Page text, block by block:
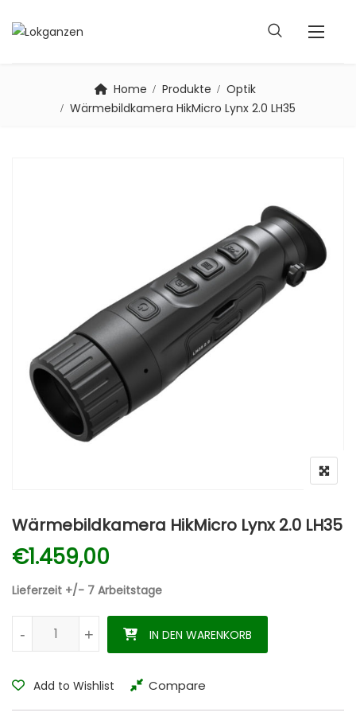
Home Produkte
Optik
Wärmebildkamera HikMicro Lynx 2.0 LH35
Wärmebildkamera HikMicro Lynx 2.0 LH35
€1.459,00
Lieferzeit +/- 7 Arbeitstage
Wärmebildkamera HikMicro Lynx 2.0 LH35 Menge
+
- +
- IN DEN WARENKORB
Add to Wishlist Compare